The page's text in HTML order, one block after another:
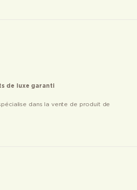
de luxe garanti
dans la vente de produit de